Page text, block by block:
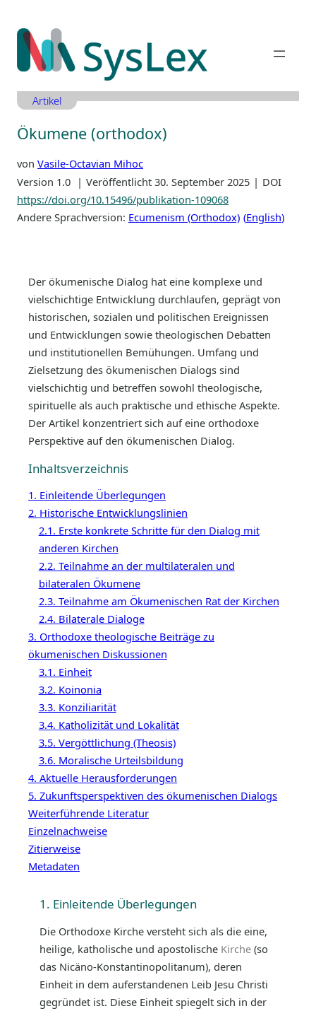
Inhalt
springen
Artikel
Ökumene (orthodox)
von Vasile-Octavian Mihoc
Version 1.0
Veröffentlicht 30. September 2025
DOI
https://doi.org/10.15496/publikation-109068
Andere Sprachversion: Ecumenism (Orthodox) English
Der ökumenische Dialog hat eine komplexe und
vielschichtige Entwicklung durchlaufen, geprägt von
historischen, sozialen und politischen Ereignissen
und Entwicklungen sowie theologischen Debatten
und institutionellen Bemühungen. Umfang und
Zielsetzung des ökumenischen Dialogs sind
vielschichtig und betreffen sowohl theologische,
spirituelle als auch praktische und ethische Aspekte.
Der Artikel konzentriert sich auf eine orthodoxe
Perspektive auf den ökumenischen Dialog.
Inhaltsverzeichnis
1. Einleitende Überlegungen
2. Historische Entwicklungslinien
2.1. Erste konkrete Schritte für den Dialog mit
anderen Kirchen
2.2. Teilnahme an der multilateralen und
bilateralen Ökumene
2.3. Teilnahme am Ökumenischen Rat der Kirchen
2.4. Bilaterale Dialoge
3. Orthodoxe theologische Beiträge zu
ökumenischen Diskussionen
3.1. Einheit
3.2. Koinonia
3.3. Konziliarität
3.4. Katholizität und Lokalität
3.5. Vergöttlichung (Theosis)
3.6. Moralische Urteilsbildung
4. Aktuelle Herausforderungen
5. Zukunftsperspektiven des ökumenischen Dialogs
Weiterführende Literatur
Einzelnachweise
Zitierweise
Metadaten
1. Einleitende Überlegungen
Die Orthodoxe Kirche versteht sich als die eine,
heilige, katholische und apostolische Kirche (so
das Nicäno-Konstantinopolitanum), deren
Einheit in dem auferstandenen Leib Jesu Christi
gegründet ist. Diese Einheit spiegelt sich in der